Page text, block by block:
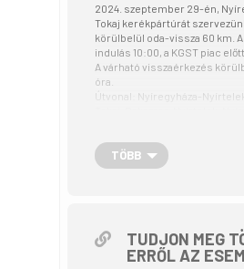
2024. szeptember 29-én,
Tokaj kerékpártúrát
körülbelül oda-vissza 60 km.
indulás 10:00, a KGST piac
A várható visszaérkezés
óra.
Útvonal: Nyíregyháza-
haladni.
Tokaj városa, mint
ismerőseidet és tekerjünk jót.
A kerékpártúra a Tekerj a
túrasorozat része, ami a
TÖBB
TUDJON MEG
ERRŐL AZ